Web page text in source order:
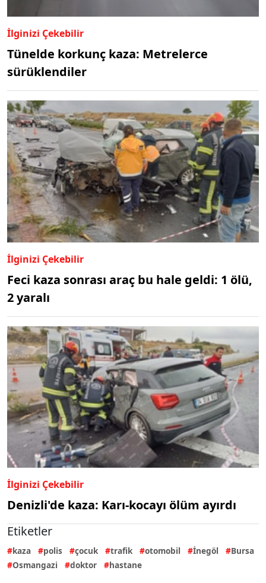
İlginizi Çekebilir
Tünelde korkunç kaza: Metrelerce
sürüklendiler
İlginizi Çekebilir
Feci kaza sonrası araç bu hale geldi: 1 ölü,
2 yaralı
İlginizi Çekebilir
Denizli'de kaza: Karı-kocayı ölüm ayırdı
Etiketler
kaza polis çocuk trafik otomobil İnegöl
Bursa
Osmangazi
doktor hastane